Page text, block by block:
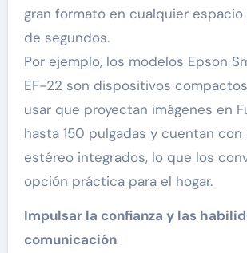
gran formato en cualquier
de segundos.
Por ejemplo, los modelos Epson
EF-22 son dispositivos
usar que proyectan imágenes en
hasta 150 pulgadas y cuentan con
estéreo integrados, lo que los
opción práctica para el hogar.
Impulsar la confianza y las
comunicación